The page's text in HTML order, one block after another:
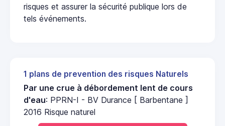
risques et assurer la sécurité publique lors de
tels événements.
1 plans de prevention des risques Naturels
Par une crue à débordement lent de cours
d'eau: PPRN-I - BV Durance [ Barbentane ]
2016 Risque naturel